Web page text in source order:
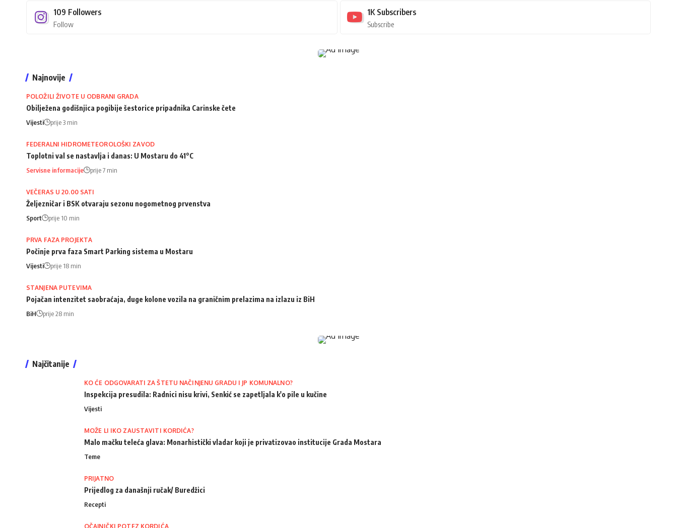
109 Followers
Follow
1K Subscribers
Subscribe
Najnovije
POLOŽILI ŽIVOTE U ODBRANI GRADA
Obilježena godišnjica pogibije šestorice pripadnika Carinske čete
Vijesti prije 3 min
FEDERALNI HIDROMETEOROLOŠKI ZAVOD
Toplotni val se nastavlja i danas: U Mostaru do 41°C
Servisne informacije prije 7 min
VEČERAS U 20.00 SATI
Željezničar i BSK otvaraju sezonu nogometnog prvenstva
Sport prije 10 min
PRVA FAZA PROJEKTA
Počinje prva faza Smart Parking sistema u Mostaru
Vijesti prije 18 min
STANJENA PUTEVIMA
Pojačan intenzitet saobraćaja, duge kolone vozila na graničnim prelazima na izlazu iz BiH
BiH prije 28 min
Najčitanije
KO ĆE ODGOVARATI ZA ŠTETU NAČINJENU GRADU I JP KOMUNALNO?
Inspekcija presudila: Radnici nisu krivi, Senkić se zapetljala k'o pile u kučine
Vijesti
MOŽE LI IKO ZAUSTAVITI KORDIĆA?
Malo mačku teleća glava: Monarhistički vladar koji je privatizovao institucije Grada Mostara
Teme
PRIJATNO
Prijedlog za današnji ručak/ Buredžici
Recepti
OČAJNIČKI POTEZ KORDIĆA